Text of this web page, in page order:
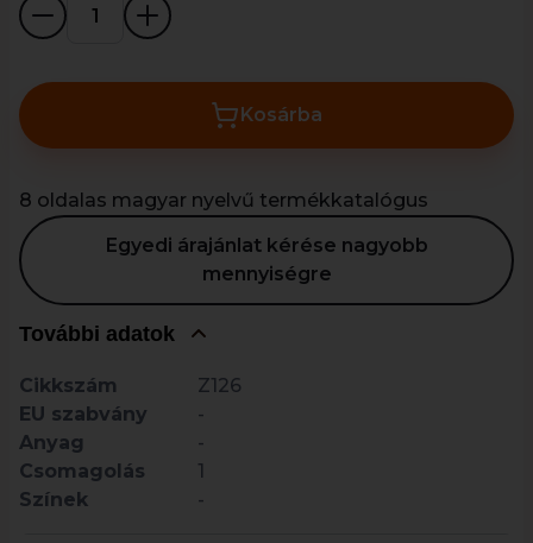
Kosárba
8 oldalas magyar nyelvű termékkatalógus
Egyedi árajánlat kérése nagyobb
mennyiségre
További adatok
Cikkszám
Z126
EU szabvány
-
Anyag
-
Csomagolás
1
Színek
-